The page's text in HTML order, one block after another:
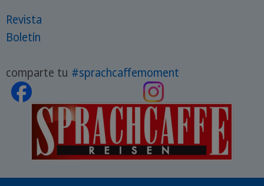
Revista
Boletín
comparte tu #sprachcaffemoment